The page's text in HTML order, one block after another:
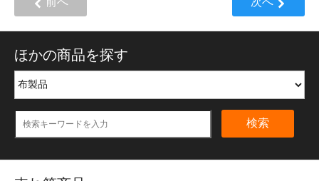
ほかの商品を探す
検索